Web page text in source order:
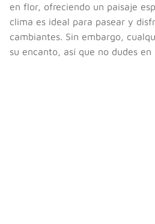
en flor, ofreciendo un paisaje
clima es ideal para pasear y
cambiantes. Sin embargo,
su encanto, así que no dudes